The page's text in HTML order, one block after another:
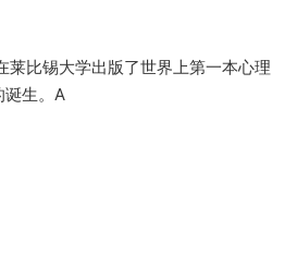
莱比锡大学出版了世界上第一本心理
诞生。A